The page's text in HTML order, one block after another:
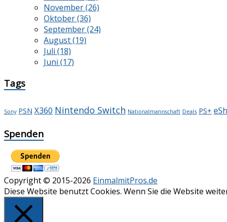
November (26)
Oktober (36)
September (24)
August (19)
Juli (18)
Juni (17)
Tags
Sony PSN X360 Nintendo Switch Nationalmannschaft Deals PS+
Spenden
Copyright © 2015-2026 EinmalmitPros.de
Diese Website benutzt Cookies. Wenn Sie die Website